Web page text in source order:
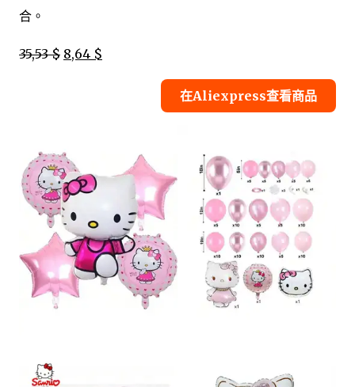
合。
35,53 $ 8,64 $
在Aliexpress查看商品